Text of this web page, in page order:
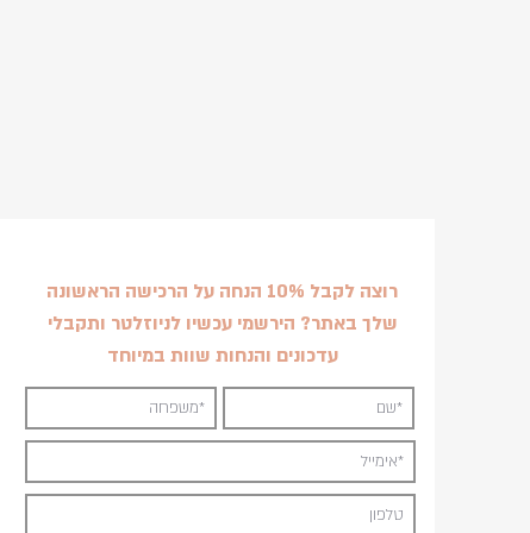
רוצה לקבל 10% הנחה על הרכישה הראשונה
שלך באתר? הירשמי עכשיו לניוזלטר ותקבלי
עדכונים והנחות שוות במיוחד